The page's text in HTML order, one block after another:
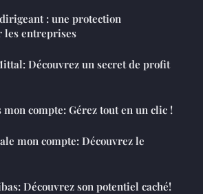
: une protection
les entreprises
Découvrez un secret de profit
mon compte: Gérez tout en un clic !
mon compte: Découvrez le
Découvrez son potentiel caché!